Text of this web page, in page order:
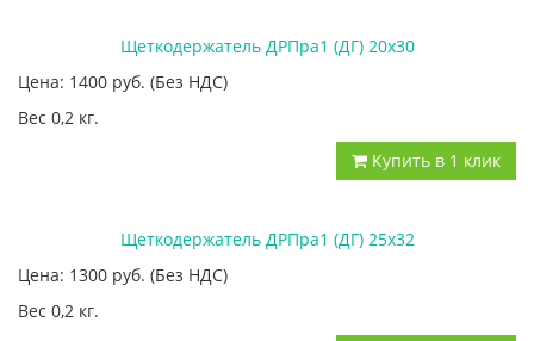
Щеткодержатель ДРПра1 (ДГ) 20х30
Цена: 1400 руб. (Без НДС)
Вес 0,2 кг.
Купить в 1 клик
Щеткодержатель ДРПра1 (ДГ) 25х32
Цена: 1300 руб. (Без НДС)
Вес 0,2 кг.